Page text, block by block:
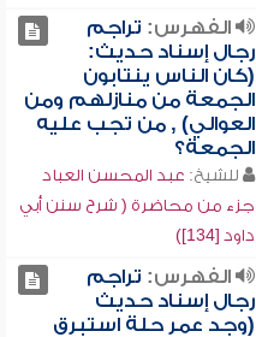
الفهرس: تراجم
رجال إسناد حديث:
(كان الناس ينتابون
الجمعة من منازلهم ومن
العوالي) , من تجب عليه
الجمعة؟
للشيخ: عبد المحسن العباد
جزء من محاضرة ( شرح سنن أبي
داود [134])
الفهرس: تراجم
رجال إسناد حديث
(وجد عمر حلة استبرق